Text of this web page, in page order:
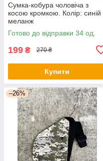
Сумка-кобура чоловіча з
косою кромкою. Колір: синій
меланж
Готово до відправки 34 од.
199 ₴ 270 ₴
Купити
–26%